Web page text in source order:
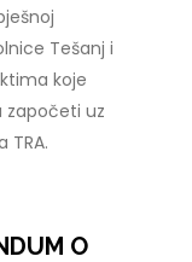
Tešanj i
koje
započeti uz
TRA.
O